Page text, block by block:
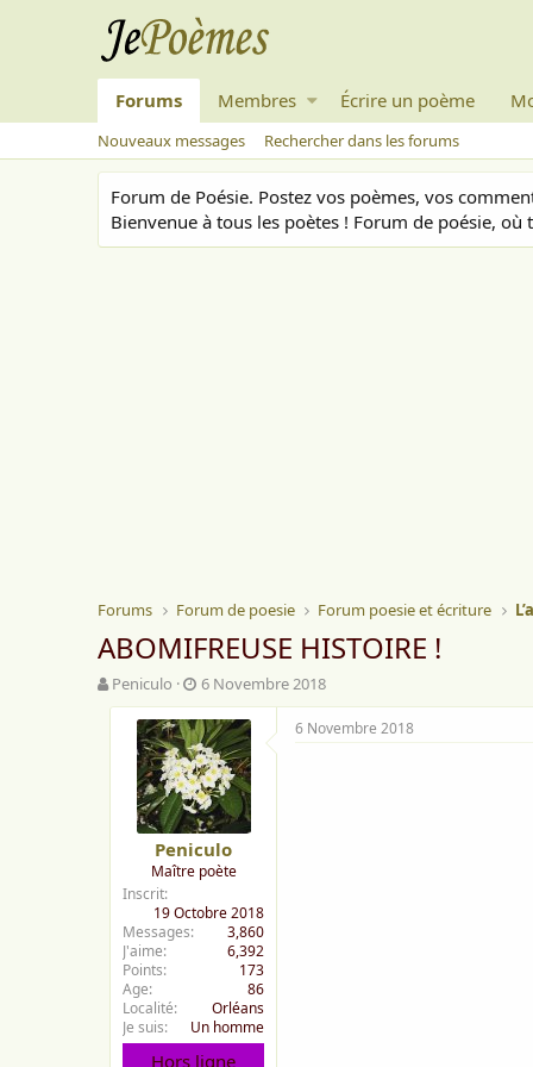
Forums Membres Écrire un poème
Nouveaux messages Rechercher dans les forums
Forum de Poésie. Postez vos poèmes, vos
Bienvenue à tous les poètes ! Forum de poésie,
Forums Forum de poesie Forum poesie et écriture
ABOMIFREUSE HISTOIRE !
A
u
Peniculo
D
a
t
e
d
e
d
é
b
u
6 Novembre 2018
Peniculo
Maître poète
Inscrit
19 Octobre 2018
Messages
3,860
J'aime
6,392
Points
173
Age
86
Localité
Orléans
Je suis
Un homme
Hors ligne
6 Novembre 2018